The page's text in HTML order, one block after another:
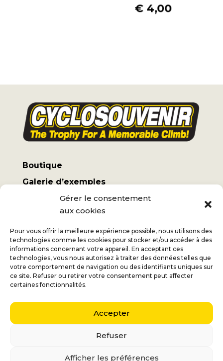
Gérer le consentement
aux cookies
Pour vous offrir la meilleure expérience possible, nous utilisons des
technologies comme les cookies pour stocker et/ou accéder à des
informations concernant votre appareil. En acceptant ces
technologies, vous nous autorisez à traiter des données telles que
votre comportement de navigation ou des identifiants uniques sur
ce site. Refuser ou retirer votre consentement peut affecter
certaines fonctionnalités.
Accepter
Refuser
Afficher les préférences
€ 4,00
Boutique
Galerie d’exemples
Mon compte
Termes et conditions
Frais d’expédition
Jan+32 (0) 477 732 949
Véronique+32 (0) 472 562 684
Middelmolenlaan 100
2100 Deurne
Nederlands(Néerlandais) English